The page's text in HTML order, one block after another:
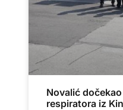
Novalić
respiratora iz